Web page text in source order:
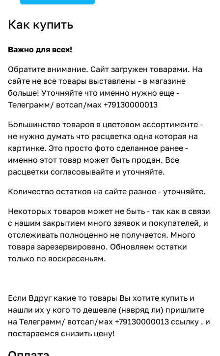
Как купить
Важно для всех!
Обратите внимание. Сайт загружен товарами. На
сайте не все товары выставлены - в магазине
больше! Уточняйте что именно нужно еще -
Телеграмм/ вотсап/мах +79130000013
Большинство товаров в цветовом ассортименте -
не нужно думать что расцветка одна которая на
картинке. Это просто фото сделанное ранее -
именно этот товар может быть продан. Все
расцветки согласовывайте и уточняйте.
Количество остатков на сайте разное - уточняйте.
Некоторых товаров может не быть - так как в связи
с нашим закрытием много заявок и покупателей, и
отслеживать полноценно не получается. Много
товара зарезервировано. Обновляем остатки
только по воскресеньям.
Если Вдруг какие то товары Вы хотите купить и
нашли их у кого то дешевле (навряд ли) пришлите
на Телеграмм/ вотсап/мах +79130000013 ссылку . и
постараемся снизить цену!